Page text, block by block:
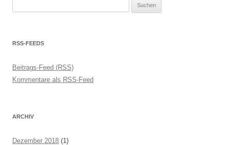
RSS-FEEDS
Beitrags-Feed (RSS)
Kommentare als RSS-Feed
ARCHIV
Dezember 2018 (1)